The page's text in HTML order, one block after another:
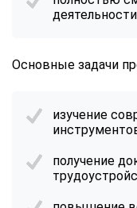
Основные задачи
изучение
получение